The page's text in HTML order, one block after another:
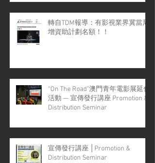
轉自TDM報導：有影視業界冀當局
增資助計劃名額！！
“On The Road”澳門青年電影展延伸
活動 — 宣傳發行講座 Promotion &
Distribution Seminar
宣傳發行講座 │Promotion &
Distribution Seminar